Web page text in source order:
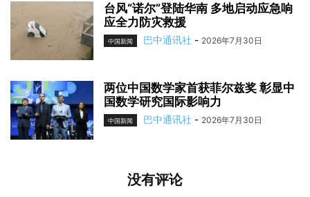
台风“诺尔”登陆华南 多地启动应急响
应全力防灾救援
中国新闻 巴中通讯社 - 2026年7月30日
两位中国数学家首获菲尔兹奖 彰显中
国数学研究国际影响力
中国新闻 巴中通讯社 - 2026年7月30日
没有评论